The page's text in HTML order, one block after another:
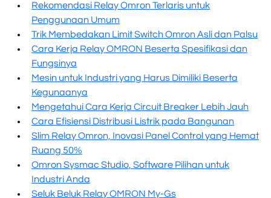
Rekomendasi Relay Omron Terlaris untuk
Penggunaan Umum
Trik Membedakan Limit Switch Omron Asli dan Palsu
Cara Kerja Relay OMRON Beserta Spesifikasi dan
Fungsinya
Mesin untuk Industri yang Harus Dimiliki Beserta
Kegunaanya
Mengetahui Cara Kerja Circuit Breaker Lebih Jauh
Cara Efisiensi Distribusi Listrik pada Bangunan
Slim Relay Omron, Inovasi Panel Control yang Hemat
Ruang 50%
Omron Sysmac Studio, Software Pilihan untuk
Industri Anda
Seluk Beluk Relay OMRON My-Gs